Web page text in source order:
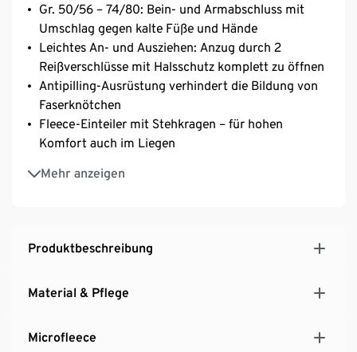
Gr. 50/56 – 74/80: Bein- und Armabschluss mit
Umschlag gegen kalte Füße und Hände
Leichtes An- und Ausziehen: Anzug durch 2
Reißverschlüsse mit Halsschutz komplett zu öffnen
Antipilling-Ausrüstung verhindert die Bildung von
Faserknötchen
Fleece-Einteiler mit Stehkragen – für hohen
Komfort auch im Liegen
Mehr anzeigen
Mit kleiner Herz-Stickerei am Ärmel
Produktbeschreibung
Material & Pflege
Microfleece